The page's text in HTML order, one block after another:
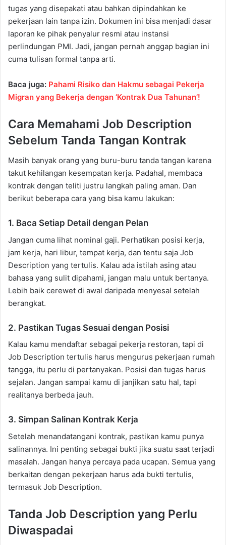
tugas yang disepakati atau bahkan dipindahkan ke
pekerjaan lain tanpa izin. Dokumen ini bisa menjadi dasar
laporan ke pihak penyalur resmi atau instansi
perlindungan PMI. Jadi, jangan pernah anggap bagian ini
cuma tulisan formal tanpa arti.
Baca juga: Pahami Risiko dan Hakmu sebagai Pekerja
Migran yang Bekerja dengan ‘Kontrak Dua Tahunan’!
Cara Memahami Job Description
Sebelum Tanda Tangan Kontrak
Masih banyak orang yang buru-buru tanda tangan karena
takut kehilangan kesempatan kerja. Padahal, membaca
kontrak dengan teliti justru langkah paling aman. Dan
berikut beberapa cara yang bisa kamu lakukan:
1. Baca Setiap Detail dengan Pelan
Jangan cuma lihat nominal gaji. Perhatikan posisi kerja,
jam kerja, hari libur, tempat kerja, dan tentu saja Job
Description yang tertulis. Kalau ada istilah asing atau
bahasa yang sulit dipahami, jangan malu untuk bertanya.
Lebih baik cerewet di awal daripada menyesal setelah
berangkat.
2. Pastikan Tugas Sesuai dengan Posisi
Kalau kamu mendaftar sebagai pekerja restoran, tapi di
Job Description tertulis harus mengurus pekerjaan rumah
tangga, itu perlu di pertanyakan. Posisi dan tugas harus
sejalan. Jangan sampai kamu di janjikan satu hal, tapi
realitanya berbeda jauh.
3. Simpan Salinan Kontrak Kerja
Setelah menandatangani kontrak, pastikan kamu punya
salinannya. Ini penting sebagai bukti jika suatu saat terjadi
masalah. Jangan hanya percaya pada ucapan. Semua yang
berkaitan dengan pekerjaan harus ada bukti tertulis,
termasuk Job Description.
Tanda Job Description yang Perlu
Diwaspadai